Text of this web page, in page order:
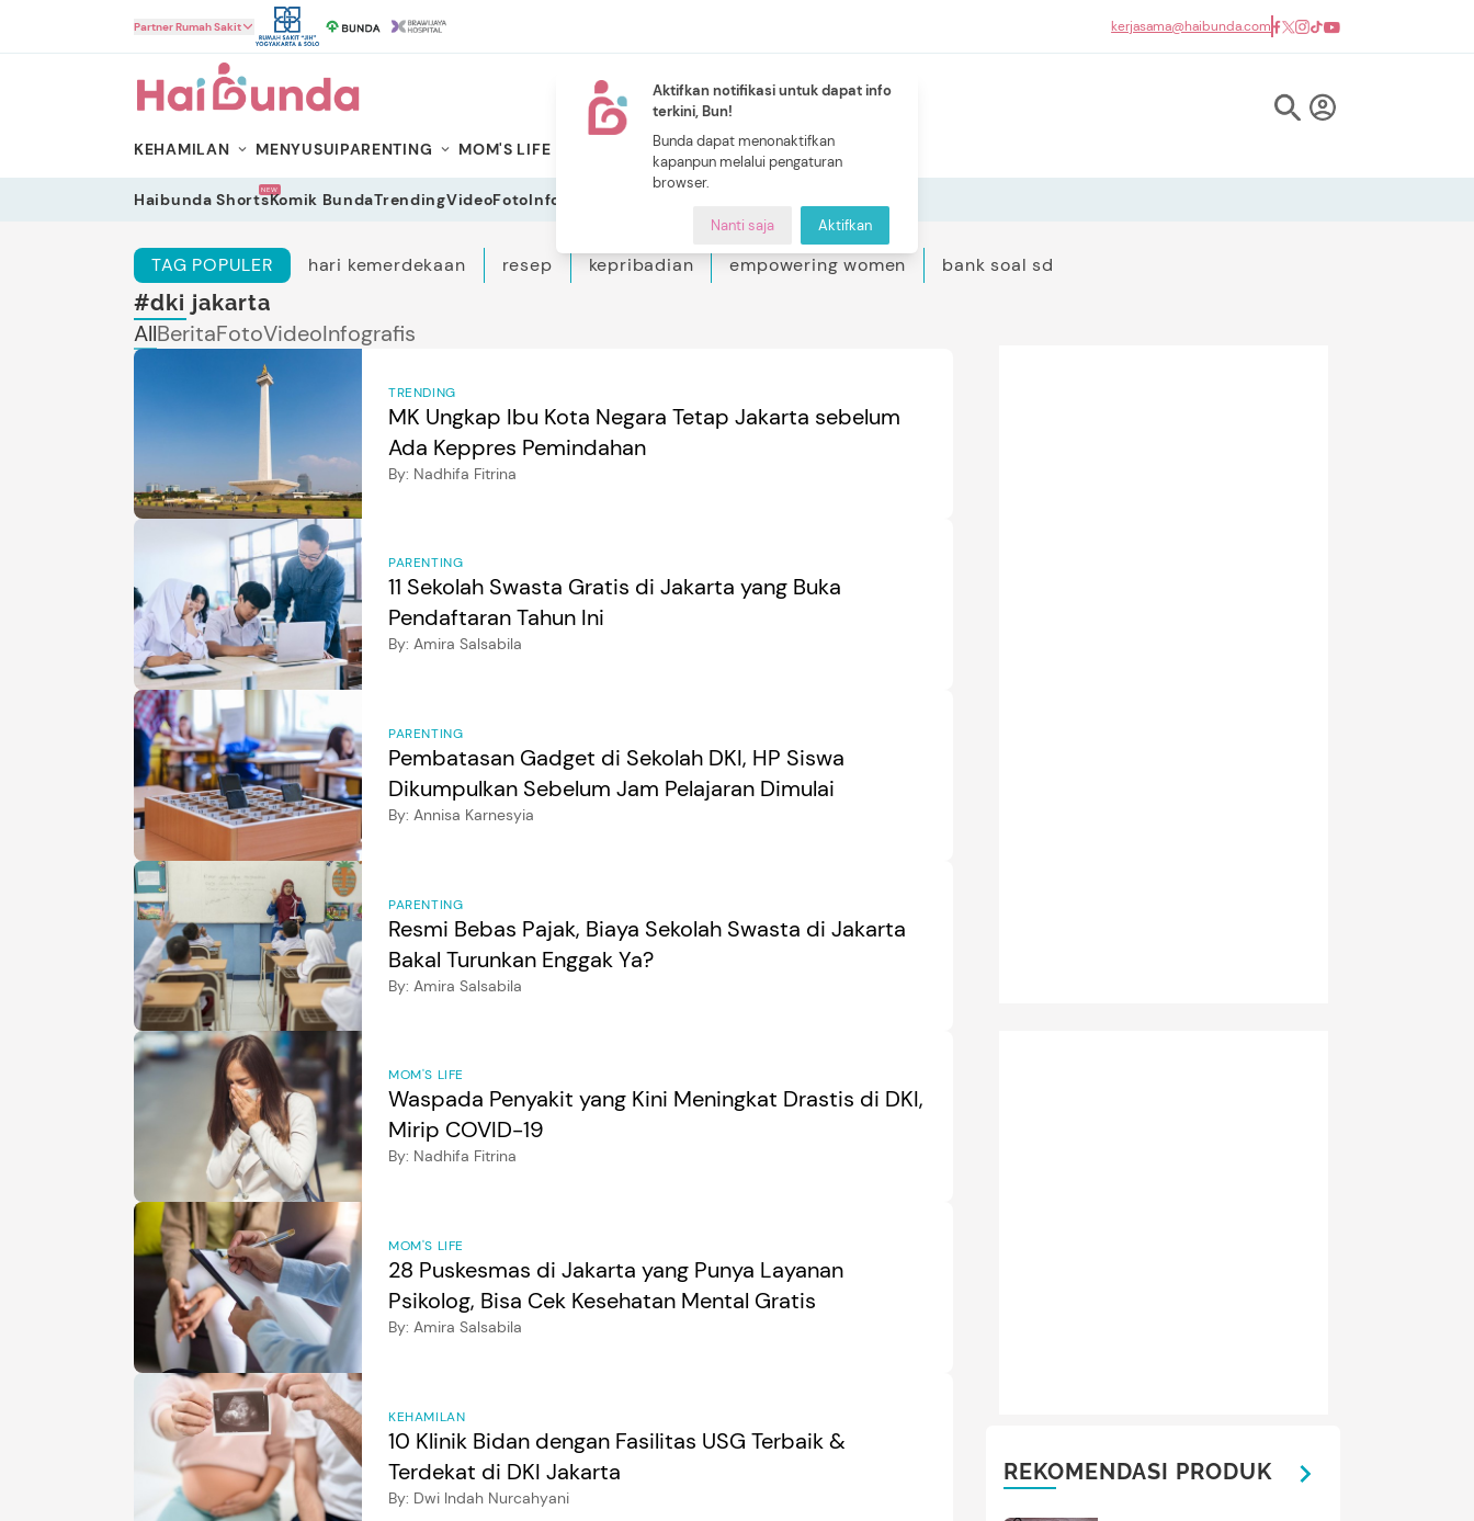
Aktifkan notifikasi untuk dapat info
terkini, Bun!
Bunda dapat menonaktifkan
kapanpun melalui pengaturan
browser.
Nanti saja Aktifkan
Partner Rumah Sakit kerjasama@haibunda.com
KEHAMILAN MENYUSUIPARENTING MOM'S LIFE PILIHAN BUNDA
NEW
CERITA BUNDA
Haibunda ShortsNEWKomik BundaTrendingVideoFotoInfografis
TAG POPULER hari kemerdekaan resep kepribadian empowering women bank soal sd
#dki jakarta
AllBeritaFotoVideoInfografis
TRENDING
MK Ungkap Ibu Kota Negara Tetap Jakarta sebelum
Ada Keppres Pemindahan
By: Nadhifa Fitrina
PARENTING
11 Sekolah Swasta Gratis di Jakarta yang Buka
Pendaftaran Tahun Ini
By: Amira Salsabila
PARENTING
Pembatasan Gadget di Sekolah DKI, HP Siswa
Dikumpulkan Sebelum Jam Pelajaran Dimulai
By: Annisa Karnesyia
PARENTING
Resmi Bebas Pajak, Biaya Sekolah Swasta di Jakarta
Bakal Turunkan Enggak Ya?
By: Amira Salsabila
MOM'S LIFE
Waspada Penyakit yang Kini Meningkat Drastis di DKI,
Mirip COVID-19
By: Nadhifa Fitrina
MOM'S LIFE
28 Puskesmas di Jakarta yang Punya Layanan
Psikolog, Bisa Cek Kesehatan Mental Gratis
By: Amira Salsabila
KEHAMILAN
10 Klinik Bidan dengan Fasilitas USG Terbaik &
Terdekat di DKI Jakarta
By: Dwi Indah Nurcahyani
REKOMENDASI PRODUK